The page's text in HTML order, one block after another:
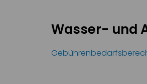
Wasser- und